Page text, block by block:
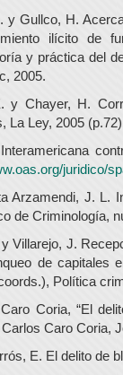
y Gullco, H.
ilícito de
y práctica del
2005.
y Chayer, H.
La Ley, 2005
juridico/
Arzamendi, J. L.
de Criminología,
Villarejo, J.
de capitales
Política
Coria, “El
Caro Coria,
E. El delito de